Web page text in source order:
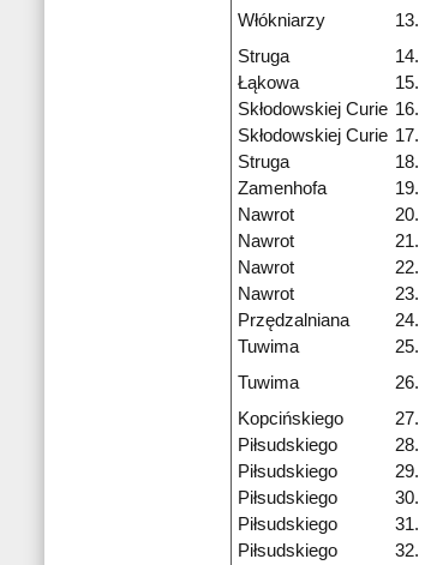
Włókniarzy 13.
Struga 14.
Łąkowa
15.
Skłodowskiej Curie 16.
Skłodowskiej Curie 17.
Struga
18.
Zamenhofa
19.
Nawrot
20.
Nawrot
21.
Nawrot
22.
Nawrot
23.
Przędzalniana
24.
Tuwima
25.
Tuwima
26.
Kopcińskiego 27.
Piłsudskiego
28.
Piłsudskiego
29.
Piłsudskiego
30.
Piłsudskiego
31.
Piłsudskiego
32.